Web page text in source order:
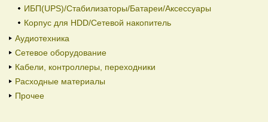
ИБП(UPS)/Стабилизаторы/Батареи/Аксессуары
Корпус для HDD/Cетевой накопитель
Аудиотехника
Сетевое оборудование
Кабели, контроллеры, переходники
Расходные материалы
Прочее